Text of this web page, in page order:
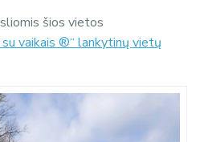
šios vietos
su vaikais ®“ lankytinų vietų